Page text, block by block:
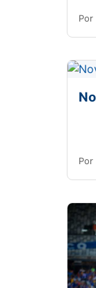
Por
Por